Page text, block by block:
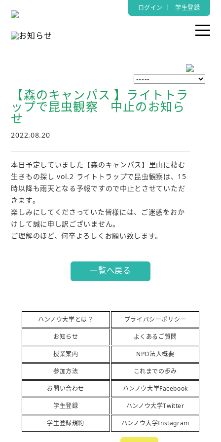
ログイン 学生登録
【森のキャンパス 】ライトトラ
ップで昆虫観察 中止のお知ら
せ
2022.08.20
本日予定していました【森のキャンパス】里山に棲む
生きもの探し vol.2 ライトトラップで昆虫観察は、15
時以降も雨天となる予報ですので中止とさせていただ
きます。
楽しみにしてくださっていた皆様には、ご迷惑をおか
けして誠に申し訳ございません。
ご理解のほど、何卒よろしくお願い致します。
一覧へ戻る
ハンノウ大学とは？
お知らせ
授業案内
参加方法
お問い合わせ
学生登録
学生登録規約
プライバシーポリシー
よくあるご質問
NPO法人概要
これまでの歩み
ハンノウ大学Facebook
ハンノウ大学Twitter
ハンノウ大学Instagram